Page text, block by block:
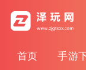
首页 手游